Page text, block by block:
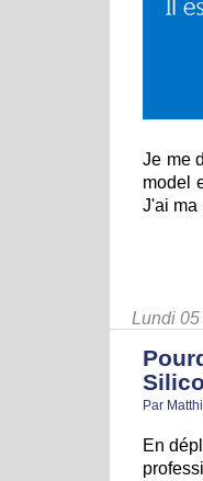
Je me
model
J'ai ma
Lundi
Par
En